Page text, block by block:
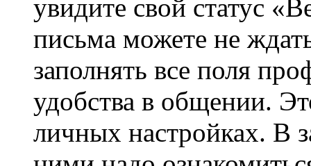
увидите свой статус
письма можете не
заполнять все поля
удобства в общении.
личных настройках. В